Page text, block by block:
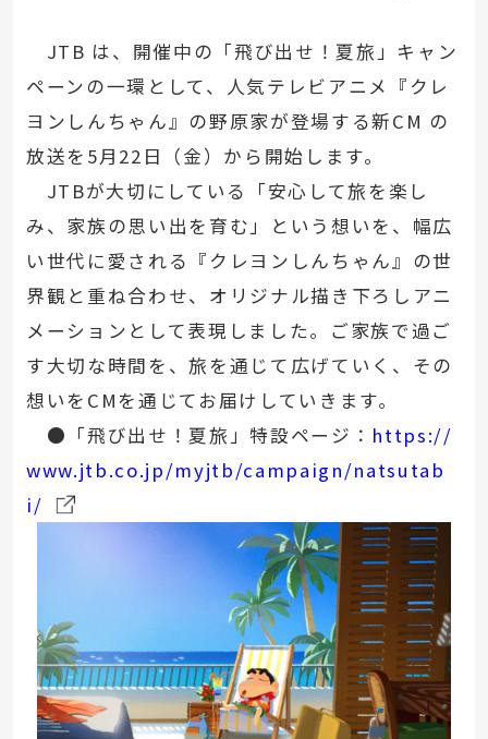
JTB は、開催中の「飛び出せ！夏旅」キャン
ペーンの一環として、人気テレビアニメ『クレ
ヨンしんちゃん』の野原家が登場する新CM の
放送を5月22日（金）から開始します。
JTBが大切にしている「安心して旅を楽し
み、家族の思い出を育む」という想いを、幅広
い世代に愛される『クレヨンしんちゃん』の世
界観と重ね合わせ、オリジナル描き下ろしアニ
メーションとして表現しました。ご家族で過ご
す大切な時間を、旅を通じて広げていく、その
想いをCMを通じてお届けしていきます。
●「飛び出せ！夏旅」特設ページ： https://
www.jtb.co.jp/myjtb/campaign/natsutab
i/